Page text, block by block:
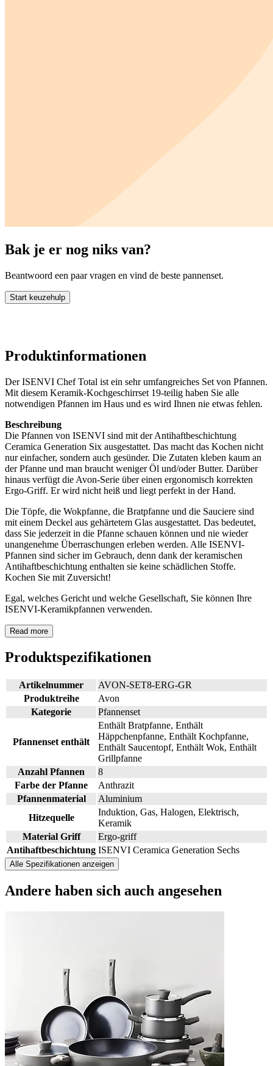
Bak je er nog niks van?
Beantwoord een paar vragen en vind de beste pannenset.
Start keuzehulp
Produktinformationen
Der ISENVI Chef Total ist ein sehr umfangreiches Set von Pfannen.
Mit diesem Keramik-Kochgeschirrset 19-teilig haben Sie alle
notwendigen Pfannen im Haus und es wird Ihnen nie etwas fehlen.
Beschreibung
Die Pfannen von ISENVI sind mit der Antihaftbeschichtung
Ceramica Generation Six ausgestattet. Das macht das Kochen nicht
nur einfacher, sondern auch gesünder. Die Zutaten kleben kaum an
der Pfanne und man braucht weniger Öl und/oder Butter. Darüber
hinaus verfügt die Avon-Serie über einen ergonomisch korrekten
Ergo-Griff. Er wird nicht heiß und liegt perfekt in der Hand.
Die Töpfe, die Wokpfanne, die Bratpfanne und die Sauciere sind
mit einem Deckel aus gehärtetem Glas ausgestattet. Das bedeutet,
dass Sie jederzeit in die Pfanne schauen können und nie wieder
unangenehme Überraschungen erleben werden. Alle ISENVI-
Pfannen sind sicher im Gebrauch, denn dank der keramischen
Antihaftbeschichtung enthalten sie keine schädlichen Stoffe.
Kochen Sie mit Zuversicht!
Egal, welches Gericht und welche Gesellschaft, Sie können Ihre
ISENVI-Keramikpfannen verwenden.
Read more
Produktspezifikationen
Artikelnummer
AVON-SET8-ERG-GR
Produktreihe
Avon
Kategorie
Pfannenset
Pfannenset enthält
Enthält Bratpfanne, Enthält
Häppchenpfanne, Enthält Kochpfanne,
Enthält Saucentopf, Enthält Wok, Enthält
Grillpfanne
Anzahl Pfannen
8
Farbe der Pfanne
Anthrazit
Pfannenmaterial
Aluminium
Hitzequelle
Induktion, Gas, Halogen, Elektrisch,
Keramik
Material Griff
Ergo-griff
Antihaftbeschichtung ISENVI Ceramica Generation Sechs
Alle Spezifikationen anzeigen
Andere haben sich auch angesehen